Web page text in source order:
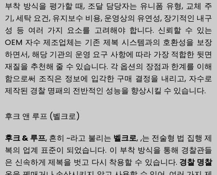
부착 방식을 평가할 때, 조달 담당자는 유니폼 유형, 교체 주
기, 세탁 요건, 유지보수 비용, 운영상의 유연성, 장기적인 내구
성 등 여러 가지 요소를 고려해야 합니다. 신뢰할 수 있는
OEM 자수 제조업체는 기존 제복 시스템과의 호환성을 보장
하면서, 해당 기관의 운영 요구 사항에 따라 가장 적합한 뒷면
재질을 추천해 줄 수 있습니다. 각 옵션의 장점과 한계를 이해
함으로써 조직은 정보에 입각한 구매 결정을 내리고, 자수로
제작된 경찰 명패의 전반적인 성능을 향상시킬 수 있습니다.
후크 앤 루프 (벨크로)
후크 & 루프, 흔히 ~라고 불리는 벨크로, ,는 전술형 법 집행 제
복의 업계 표준이 되었습니다. 이 부착 방식을 통해 경찰관들
은 신속하게 제복을 벗고 다시 착용할 수 있습니다. 경찰 명찰